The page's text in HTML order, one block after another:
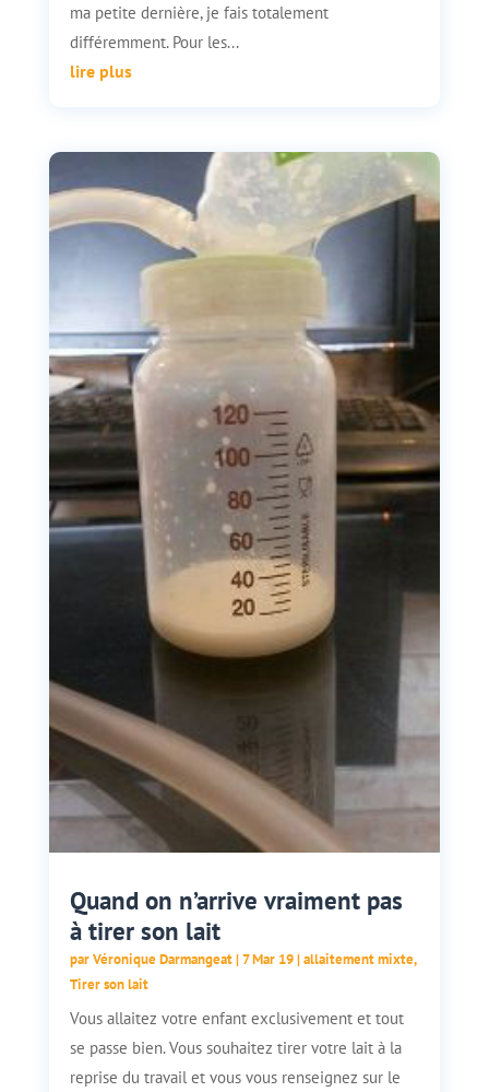
ma petite dernière, je fais totalement
différemment. Pour les...
lire plus
Quand on n’arrive vraiment pas
à tirer son lait
parVéronique Darmangeat|7 Mar 19|allaitement mixte,
Tirer son lait
Vous allaitez votre enfant exclusivement et tout
se passe bien. Vous souhaitez tirer votre lait à la
reprise du travail et vous vous renseignez sur le